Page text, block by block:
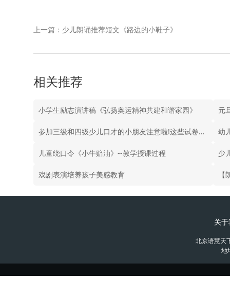
上一篇：少儿朗诵推荐短文《路边的小鞋子》
相关推荐
小学生励志演讲稿《弘扬奥运精神共建和谐家园》
参加三级和四级少儿口才的小朋友注意啦!这些试卷能帮助你 幼
儿童绕口令《小牛赔油》--教学授课过程 少
戏剧表演培养孩子美感教育
关
北京语慧天
地